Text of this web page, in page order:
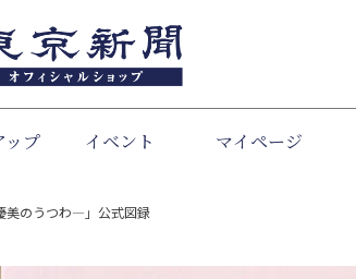
ップ イベント マイページ
美のうつわ―」公式図録